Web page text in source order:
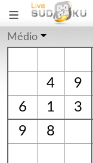
Médio
4 9
6
1 3
9
8